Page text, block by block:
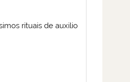
rituais de auxilio